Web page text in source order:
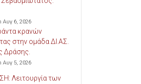
Αυγ 6, 2026
κρανών
στην ομάδα ΔΙ.ΑΣ.
Δράσης.
Αυγ 5, 2026
Λειτουργία των